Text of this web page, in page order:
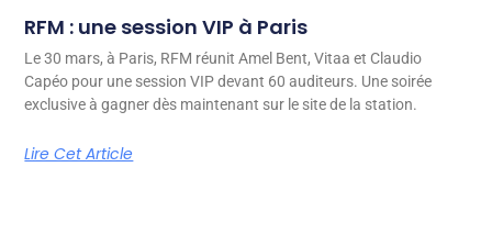
RFM : une session VIP à Paris
Le 30 mars, à Paris, RFM réunit Amel Bent, Vitaa et Claudio
Capéo pour une session VIP devant 60 auditeurs. Une soirée
exclusive à gagner dès maintenant sur le site de la station.
Lire Cet Article